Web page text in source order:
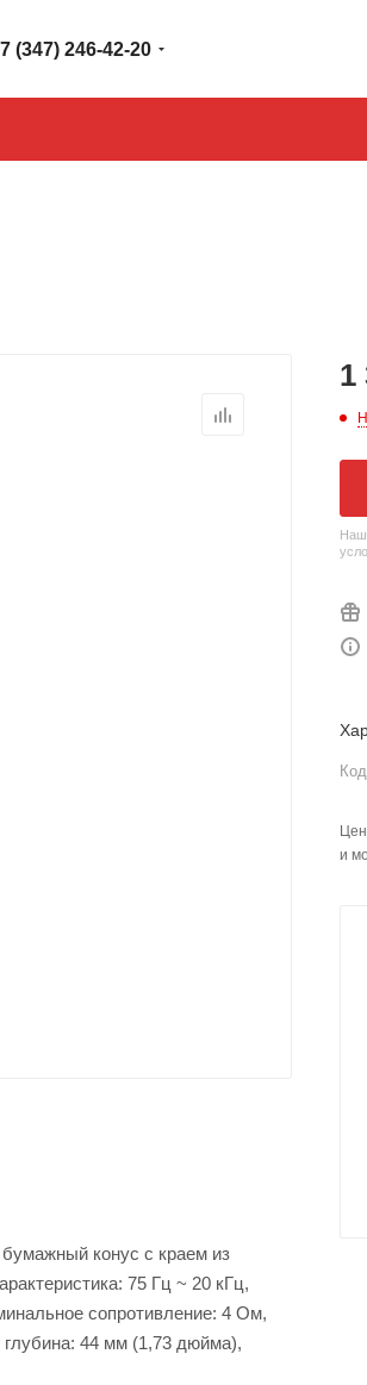
(347) 246-42-20
конус с краем из
75 Гц ~ 20 кГц,
сопротивление: 4 Ом,
44 мм (1,73 дюйма),
1
и